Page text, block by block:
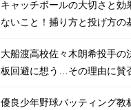
キャッチボールの大切さと効
ないこと！捕り方と投げ方の
大船渡高校佐々木朗希投手の
板回避に想う…その理由に賛
優良少年野球バッティング教